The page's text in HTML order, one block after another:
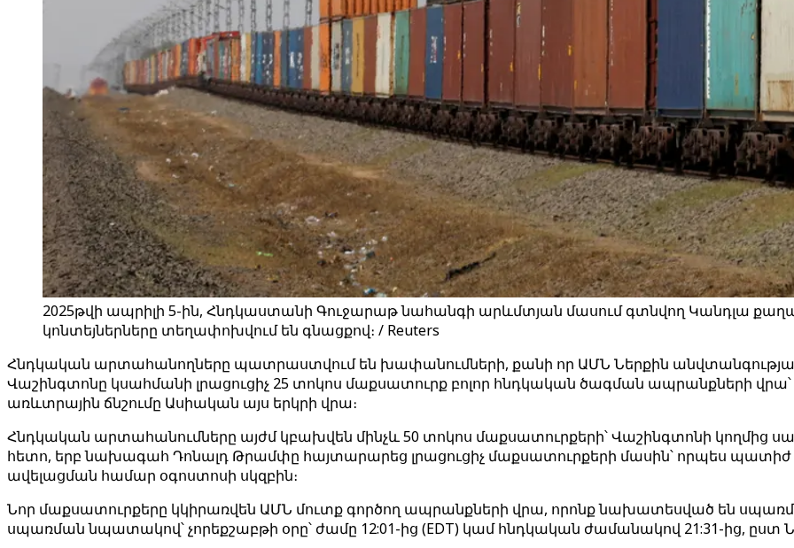
2025թվի ապրիլի 5-ին, Հնդկաստանի Գուջարաթ նահանգի արևմտյան մասում գտնվող Կանդլա
կոնտեյներները տեղափոխվում են գնացքով։ / Reuters
Հնդկական արտահանողները պատրաստվում են խափանումների, քանի որ ԱՄՆ Ներքին անվտանգության
Վաշինգտոնը կսահմանի լրացուցիչ 25 տոկոս մաքսատուրք բոլոր հնդկական ծագման ապրանքների վրա՝
առևտրային ճնշումը Ասիական այս երկրի վրա։
Հնդկական արտահանումները այժմ կբախվեն մինչև 50 տոկոս մաքսատուրքերի՝ Վաշինգտոնի կողմից
հետո, երբ նախագահ Դոնալդ Թրամփը հայտարարեց լրացուցիչ մաքսատուրքերի մասին՝ որպես պատիժ
ավելացման համար օգոստոսի սկզբին։
Նոր մաքսատուրքերը կկիրառվեն ԱՄՆ մուտք գործող ապրանքների վրա, որոնք նախատեսված են
սպառման նպատակով՝ չորեքշաբթի օրը՝ ժամը 12:01-ից (EDT) կամ հնդկական ժամանակով 21:31-ից, ըստ